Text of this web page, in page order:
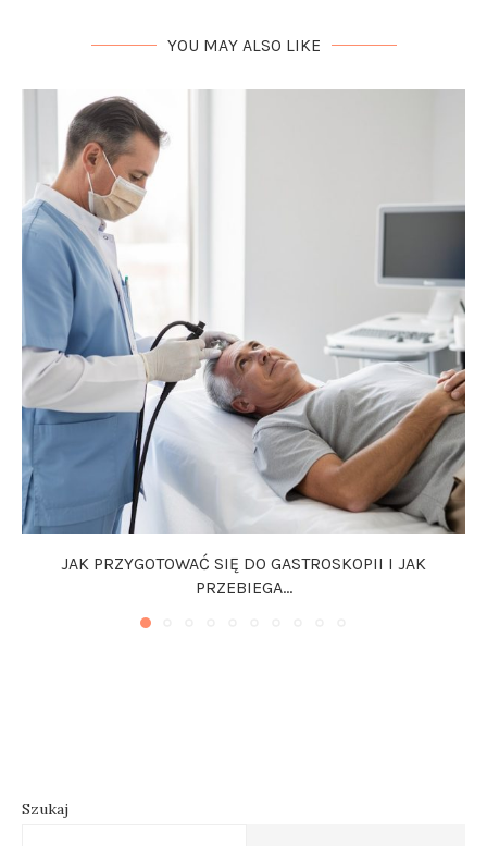
YOU MAY ALSO LIKE
JAK PRZYGOTOWAĆ SIĘ DO GASTROSKOPII I JAK
PRZEBIEGA...
Szukaj